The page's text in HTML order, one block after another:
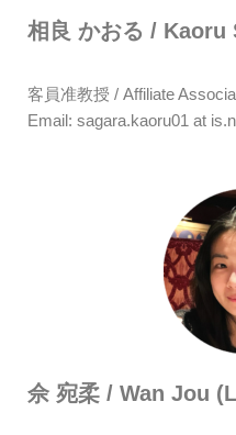
相良 かおる / Kaoru
客員准教授 / Affiliate
Email: sagara.kaoru01 at
佘 宛柔 / Wan Jou